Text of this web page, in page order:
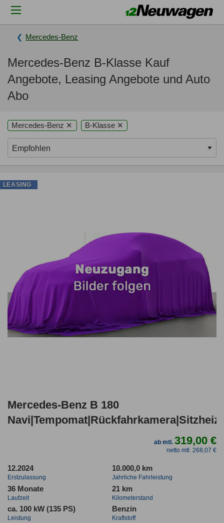
Mercedes-Benz
Mercedes-Benz B-Klasse Kauf
Angebote, Leasing Angebote und Auto
Abo
Mercedes-Benz ✕ B-Klasse ✕
Mercedes-Benz B 180
ab mtl.319,00 €
netto mtl. 268,07 €
12.2024
Erstzulassung
10.000,0 km
Jahrliche Fahrleistung
36 Monate
Laufzeit
21 km
Kilometerstand
ca. 100 kW (135 PS)
Leistung
Benzin
Kraftstoff
LEASING